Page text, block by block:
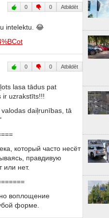
0 0 Atbildēt
intelektu. 😂
0 0 Atbildēt
lasa tādus pat
ir uzrakstīts!!!
daiļrunības, tā
который часто несёт
правдивую
или нет.
воплощение
форме.